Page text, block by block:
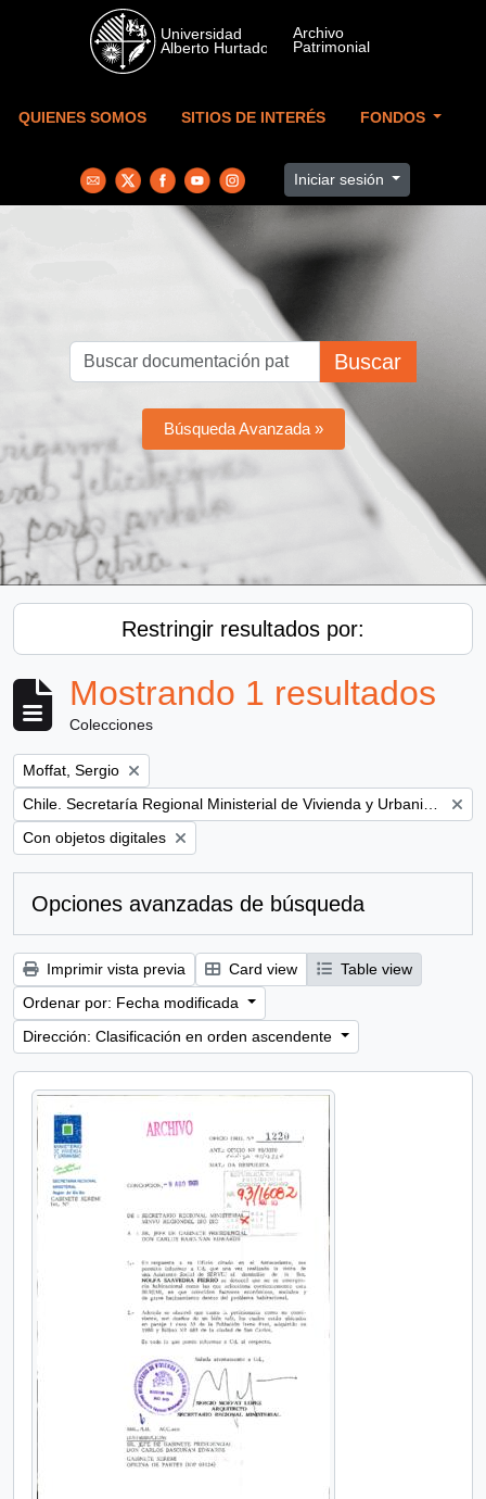
Skip to main content
QUIENES SOMOS SITIOS DE INTERÉS FONDOS
Iniciar sesión
Buscar
Búsqueda Avanzada »
Restringir resultados por:
Mostrando 1 resultados
Colecciones
Remove filter:
Moffat, Sergio
Remove filter:
Remove filter:
Con objetos digitales
Opciones avanzadas de búsqueda
Imprimir vista previa Card view
Table view
Ordenar por: Fecha modificada
Dirección: Clasificación en orden ascendente